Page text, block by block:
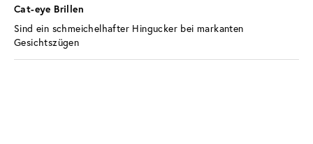
Cat-eye Brillen
Sind ein schmeichelhafter Hingucker bei markanten
Gesichtszügen